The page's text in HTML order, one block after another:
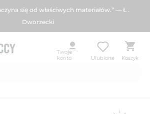
się od właściwych materiałów.” — Ł .
Dworzecki
Twoje
konto
Ulubione Koszyk